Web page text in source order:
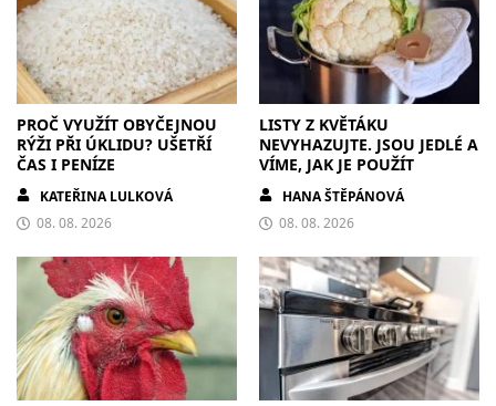
PROČ VYUŽÍT OBYČEJNOU
RÝŽI PŘI ÚKLIDU? UŠETŘÍ
ČAS I PENÍZE
KATEŘINA LULKOVÁ
08. 08. 2026
LISTY Z KVĚTÁKU
NEVYHAZUJTE. JSOU JEDLÉ A
VÍME, JAK JE POUŽÍT
HANA ŠTĚPÁNOVÁ
08. 08. 2026